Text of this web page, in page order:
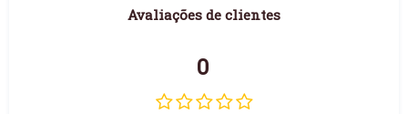
Avaliações de clientes
0